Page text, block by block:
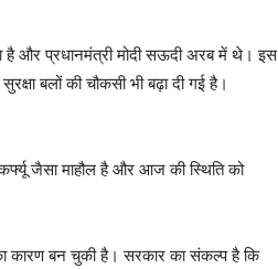
है और प्रधानमंत्री मोदी सऊदी अरब में थे। इस
बलों की चौकसी भी बढ़ा दी गई है।
जैसा माहौल है और आज की स्थिति को
कारण बन चुकी है। सरकार का संकल्प है कि